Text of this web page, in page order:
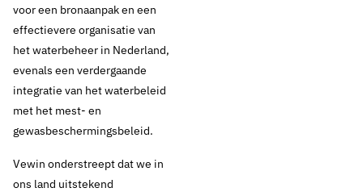
voor een bronaanpak en een
effectievere organisatie van
het waterbeheer in Nederland,
evenals een verdergaande
integratie van het waterbeleid
met het mest- en
gewasbeschermingsbeleid.
Vewin onderstreept dat we in
ons land uitstekend